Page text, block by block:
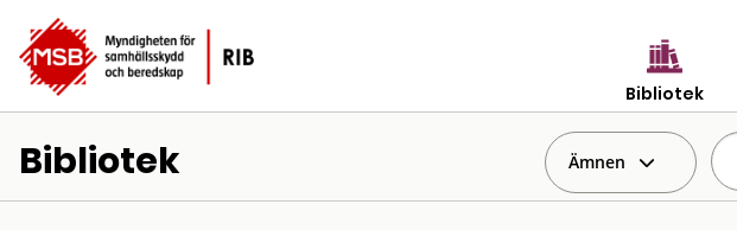
Bibliotek
Bibliotek Ämnen